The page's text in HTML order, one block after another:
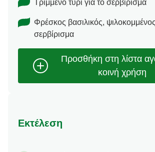
Τριμμένο τυρί για το σερβίρισμα
Φρέσκος βασιλικός,
σερβίρισμα
Εκτέλεση